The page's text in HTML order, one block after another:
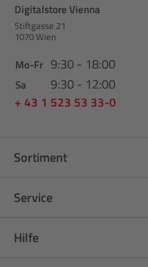
Digitalstore Vienna
Stiftgasse 21
1070 Wien
Mo-Fr 9:30 - 18:00
Sa 9:30 - 12:00
+ 43 1 523 53 33-0
Sortiment
Service
Hilfe